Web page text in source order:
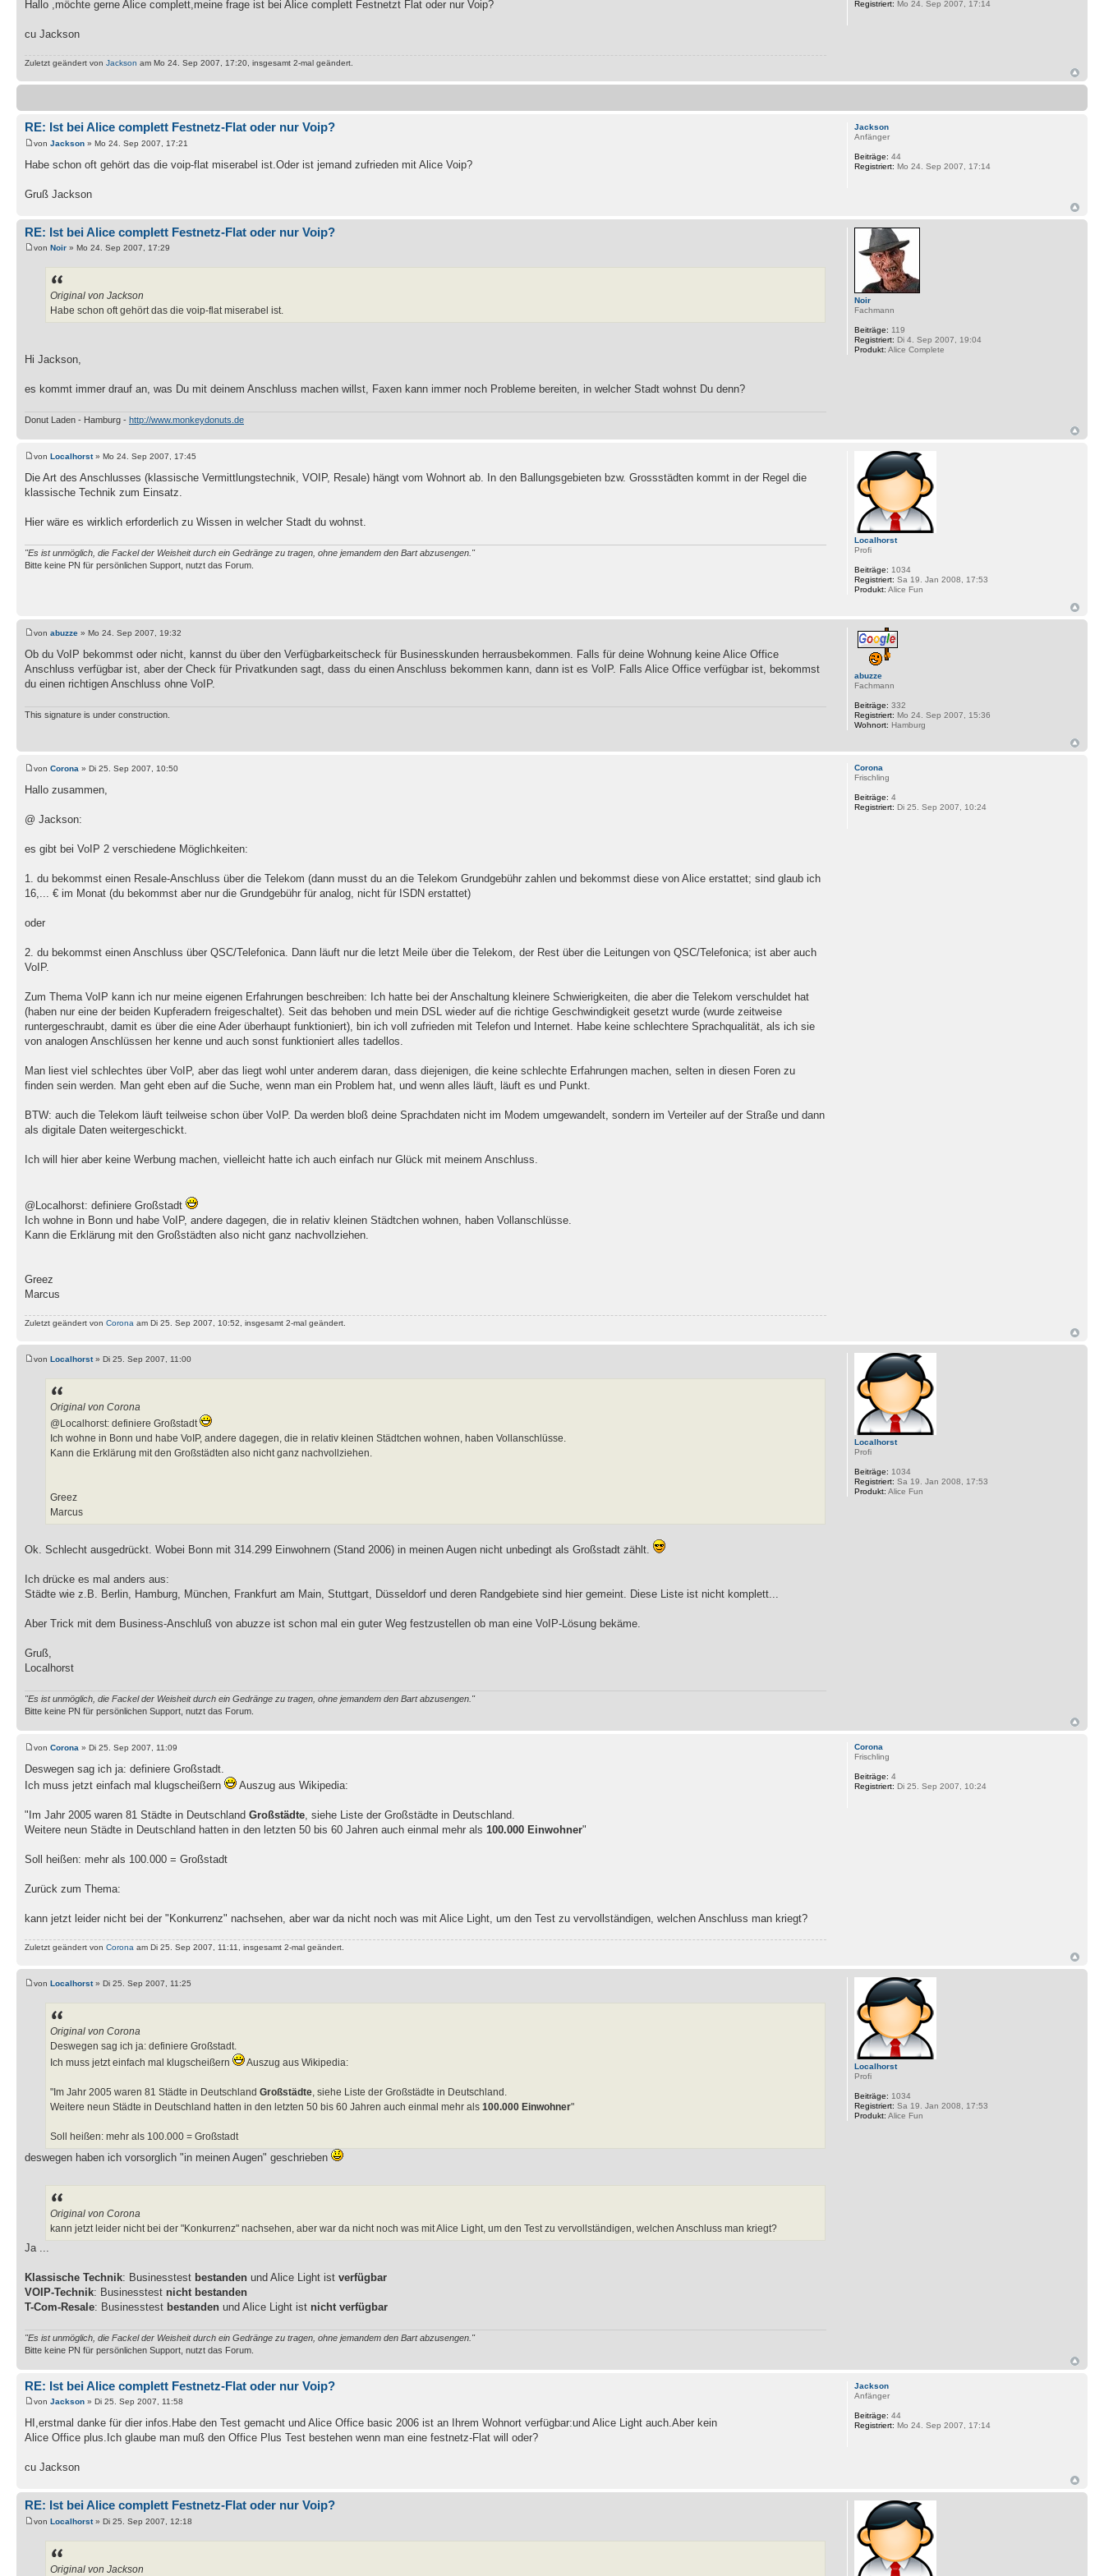
Hallo ,möchte gerne Alice complett,meine frage ist bei Alice complett Festnetzt Flat oder nur Voip?
cu Jackson
Zuletzt geändert von Jackson am Mo 24. Sep 2007, 17:20, insgesamt 2-mal geändert.
Registriert: Mo 24. Sep 2007, 17:14
RE: Ist bei Alice complett Festnetz-Flat oder nur Voip?
von Jackson » Mo 24. Sep 2007, 17:21
Habe schon oft gehört das die voip-flat miserabel ist.Oder ist jemand zufrieden mit Alice Voip?
Gruß Jackson
Jackson
Anfänger
Beiträge: 44
Registriert: Mo 24. Sep 2007, 17:14
RE: Ist bei Alice complett Festnetz-Flat oder nur Voip?
von Noir » Mo 24. Sep 2007, 17:29
Original von Jackson
Habe schon oft gehört das die voip-flat miserabel ist.
Hi Jackson,
es kommt immer drauf an, was Du mit deinem Anschluss machen willst, Faxen kann immer noch Probleme bereiten, in welcher Stadt wohnst Du denn?
Donut Laden - Hamburg - http://www.monkeydonuts.de
Noir
Fachmann
Beiträge: 119
Registriert: Di 4. Sep 2007, 19:04
Produkt: Alice Complete
von Localhorst» Mo 24. Sep 2007, 17:45
Die Art des Anschlusses (klassische Vermittlungstechnik, VOIP, Resale) hängt vom Wohnort ab. In den Ballungsgebieten bzw. Grossstädten kommt in der Regel die
klassische Technik zum Einsatz.
Hier wäre es wirklich erforderlich zu Wissen in welcher Stadt du wohnst.
"Es ist unmöglich, die Fackel der Weisheit durch ein Gedränge zu tragen, ohne jemandem den Bart abzusengen."
Bitte keine PN für persönlichen Support, nutzt das Forum.
Localhorst
Profi
Beiträge: 1034
Registriert: Sa 19. Jan 2008, 17:53
Produkt: Alice Fun
von abuzze » Mo 24. Sep 2007, 19:32
Ob du VoIP bekommst oder nicht, kannst du über den Verfügbarkeitscheck für Businesskunden herrausbekommen. Falls für deine Wohnung keine Alice Office
Anschluss verfügbar ist, aber der Check für Privatkunden sagt, dass du einen Anschluss bekommen kann, dann ist es VoIP. Falls Alice Office verfügbar ist, bekommst
du einen richtigen Anschluss ohne VoIP.
This signature is under construction.
abuzze
Fachmann
Beiträge: 332
Registriert: Mo 24. Sep 2007, 15:36
Wohnort: Hamburg
von Corona » Di 25. Sep 2007, 10:50
Hallo zusammen,
@ Jackson:
es gibt bei VoIP 2 verschiedene Möglichkeiten:
1. du bekommst einen Resale-Anschluss über die Telekom (dann musst du an die Telekom Grundgebühr zahlen und bekommst diese von Alice erstattet; sind glaub ich
16,... € im Monat (du bekommst aber nur die Grundgebühr für analog, nicht für ISDN erstattet)
oder
2. du bekommst einen Anschluss über QSC/Telefonica. Dann läuft nur die letzt Meile über die Telekom, der Rest über die Leitungen von QSC/Telefonica; ist aber auch
VoIP.
Zum Thema VoIP kann ich nur meine eigenen Erfahrungen beschreiben: Ich hatte bei der Anschaltung kleinere Schwierigkeiten, die aber die Telekom verschuldet hat
(haben nur eine der beiden Kupferadern freigeschaltet). Seit das behoben und mein DSL wieder auf die richtige Geschwindigkeit gesetzt wurde (wurde zeitweise
runtergeschraubt, damit es über die eine Ader überhaupt funktioniert), bin ich voll zufrieden mit Telefon und Internet. Habe keine schlechtere Sprachqualität, als ich sie
von analogen Anschlüssen her kenne und auch sonst funktioniert alles tadellos.
Man liest viel schlechtes über VoIP, aber das liegt wohl unter anderem daran, dass diejenigen, die keine schlechte Erfahrungen machen, selten in diesen Foren zu
finden sein werden. Man geht eben auf die Suche, wenn man ein Problem hat, und wenn alles läuft, läuft es und Punkt.
BTW: auch die Telekom läuft teilweise schon über VoIP. Da werden bloß deine Sprachdaten nicht im Modem umgewandelt, sondern im Verteiler auf der Straße und dann
als digitale Daten weitergeschickt.
Ich will hier aber keine Werbung machen, vielleicht hatte ich auch einfach nur Glück mit meinem Anschluss.
@Localhorst: definiere Großstadt
Ich wohne in Bonn und habe VoIP, andere dagegen, die in relativ kleinen Städtchen wohnen, haben Vollanschlüsse.
Kann die Erklärung mit den Großstädten also nicht ganz nachvollziehen.
Greez
Marcus
Zuletzt geändert von Corona am Di 25. Sep 2007, 10:52, insgesamt 2-mal geändert.
Corona
Frischling
Beiträge: 4
Registriert: Di 25. Sep 2007, 10:24
von Localhorst» Di 25. Sep 2007, 11:00
Original von Corona
@Localhorst: definiere Großstadt
Ich wohne in Bonn und habe VoIP, andere dagegen, die in relativ kleinen Städtchen wohnen, haben Vollanschlüsse.
Kann die Erklärung mit den Großstädten also nicht ganz nachvollziehen.
Greez
Marcus
Ok. Schlecht ausgedrückt. Wobei Bonn mit 314.299 Einwohnern (Stand 2006) in meinen Augen nicht unbedingt als Großstadt zählt.
Ich drücke es mal anders aus:
Städte wie z.B. Berlin, Hamburg, München, Frankfurt am Main, Stuttgart, Düsseldorf und deren Randgebiete sind hier gemeint. Diese Liste ist nicht komplett...
Aber Trick mit dem Business-Anschluß von abuzze ist schon mal ein guter Weg festzustellen ob man eine VoIP-Lösung bekäme.
Gruß,
Localhorst
"Es ist unmöglich, die Fackel der Weisheit durch ein Gedränge zu tragen, ohne jemandem den Bart abzusengen."
Bitte keine PN für persönlichen Support, nutzt das Forum.
Localhorst
Profi
Beiträge: 1034
Registriert: Sa 19. Jan 2008, 17:53
Produkt: Alice Fun
von Corona » Di 25. Sep 2007, 11:09
Deswegen sag ich ja: definiere Großstadt.
Ich muss jetzt einfach mal klugscheißern
Auszug aus Wikipedia:
"Im Jahr 2005 waren 81 Städte in Deutschland Großstädte, siehe Liste der Großstädte in Deutschland.
Weitere neun Städte in Deutschland hatten in den letzten 50 bis 60 Jahren auch einmal mehr als 100.000 Einwohner"
Soll heißen: mehr als 100.000 = Großstadt
Zurück zum Thema:
kann jetzt leider nicht bei der "Konkurrenz" nachsehen, aber war da nicht noch was mit Alice Light, um den Test zu vervollständigen, welchen Anschluss man kriegt?
Zuletzt geändert von Corona am Di 25. Sep 2007, 11:11, insgesamt 2-mal geändert.
Corona
Frischling
Beiträge: 4
Registriert: Di 25. Sep 2007, 10:24
von Localhorst» Di 25. Sep 2007, 11:25
Original von Corona
Deswegen sag ich ja: definiere Großstadt.
Ich muss jetzt einfach mal klugscheißern
Auszug aus Wikipedia:
"Im Jahr 2005 waren 81 Städte in Deutschland Großstädte, siehe Liste der Großstädte in Deutschland.
Weitere neun Städte in Deutschland hatten in den letzten 50 bis 60 Jahren auch einmal mehr als 100.000 Einwohner"
Soll heißen: mehr als 100.000 = Großstadt
deswegen haben ich vorsorglich "in meinen Augen" geschrieben
Original von Corona
kann jetzt leider nicht bei der "Konkurrenz" nachsehen, aber war da nicht noch was mit Alice Light, um den Test zu vervollständigen, welchen Anschluss man kriegt?
Ja ...
Klassische Technik: Businesstest bestanden und Alice Light ist verfügbar
VOIP-Technik: Businesstest nicht bestanden
T-Com-Resale: Businesstest bestanden und Alice Light ist nicht verfügbar
"Es ist unmöglich, die Fackel der Weisheit durch ein Gedränge zu tragen, ohne jemandem den Bart abzusengen."
Bitte keine PN für persönlichen Support, nutzt das Forum.
Localhorst
Profi
Beiträge: 1034
Registriert: Sa 19. Jan 2008, 17:53
Produkt: Alice Fun
RE: Ist bei Alice complett Festnetz-Flat oder nur Voip?
von Jackson » Di 25. Sep 2007, 11:58
HI,erstmal danke für dier infos.Habe den Test gemacht und Alice Office basic 2006 ist an Ihrem Wohnort verfügbar:und Alice Light auch.Aber kein
Alice Office plus.Ich glaube man muß den Office Plus Test bestehen wenn man eine festnetz-Flat will oder?
cu Jackson
Jackson
Anfänger
Beiträge: 44
Registriert: Mo 24. Sep 2007, 17:14
RE: Ist bei Alice complett Festnetz-Flat oder nur Voip?
von Localhorst» Di 25. Sep 2007, 12:18
Original von Jackson